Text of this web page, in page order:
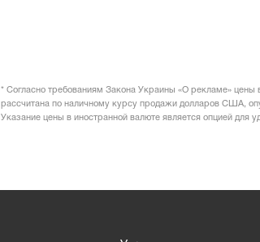
* Согласно требованиям Закона Украины «О рекламе» цены
рассчитана по наличному курсу продажи долларов США,
Указание цены в иностранной валюте является опцией для